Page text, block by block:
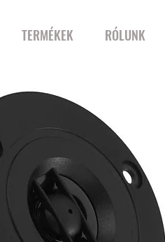
TERMÉKEK RÓLUNK